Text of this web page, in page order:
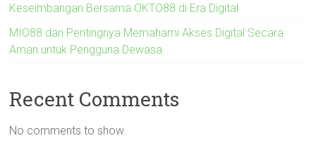
Keseimbangan Bersama OKTO88 di Era Digital
MIO88 dan Pentingnya Memahami Akses Digital Secara
Aman untuk Pengguna Dewasa
Recent Comments
No comments to show.